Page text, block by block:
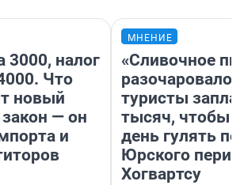
3000, налог
Что
новый
— он
и
МНЕНИЕ
«Сливочное
разочаровало»:
туристы
тысяч, чтобы
день гулять по
Юрского
Хогвартсу